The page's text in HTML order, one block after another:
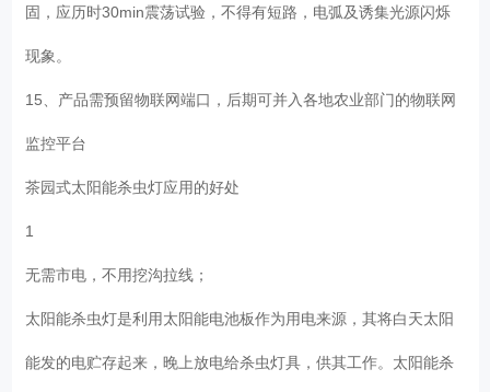
固，应历时30min震荡试验，不得有短路，电弧及诱集光源闪烁
现象。
15、产品需预留物联网端口，后期可并入各地农业部门的物联网
监控平台
茶园式太阳能杀虫灯应用的好处
1
无需市电，不用挖沟拉线；
太阳能杀虫灯是利用太阳能电池板作为用电来源，其将白天太阳
能发的电贮存起来，晚上放电给杀虫灯具，供其工作。太阳能杀